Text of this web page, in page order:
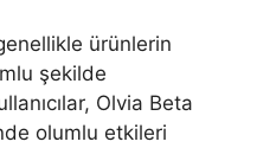
ürünlerin
şekilde
Olvia Beta
olumlu etkileri